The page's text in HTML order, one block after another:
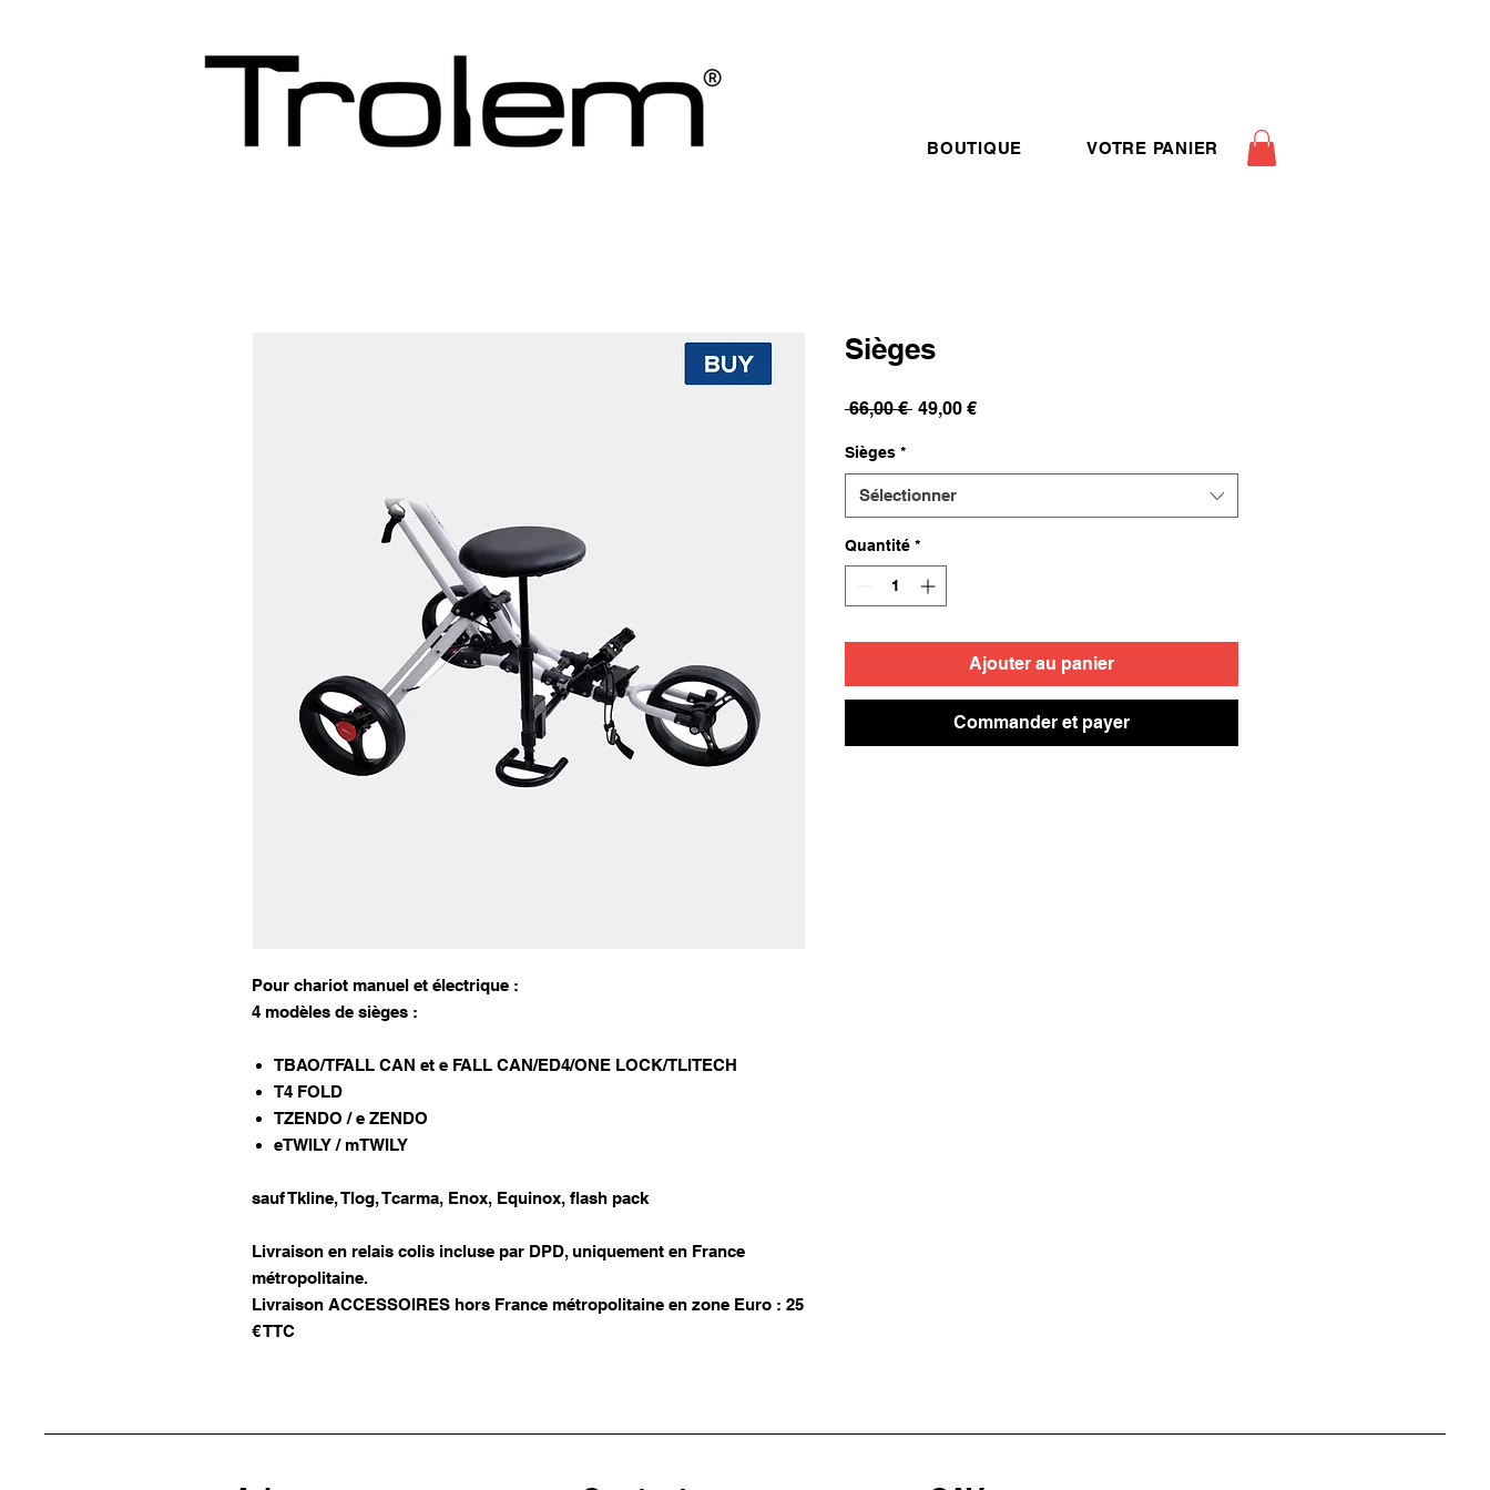
BOUTIQUE VOTRE PANIER
Pour chariot manuel et électrique :
4 modèles de sièges :
TBAO/TFALL CAN et e FALL CAN/ED4/ONE LOCK/TLITECH
T4 FOLD
TZENDO / e ZENDO
eTWILY / mTWILY
sauf Tkline, Tlog, Tcarma, Enox, Equinox, flash pack
Livraison en relais colis incluse par DPD, uniquement en France
métropolitaine.
Livraison ACCESSOIRES hors France métropolitaine en zone Euro : 25
€ TTC
Sièges
66,00 € Prix
49,00 €Prix
Sièges *
Sélectionner
Quantité *
Ajouter au panier
Commander et payer